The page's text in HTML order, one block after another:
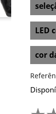
LED
cor